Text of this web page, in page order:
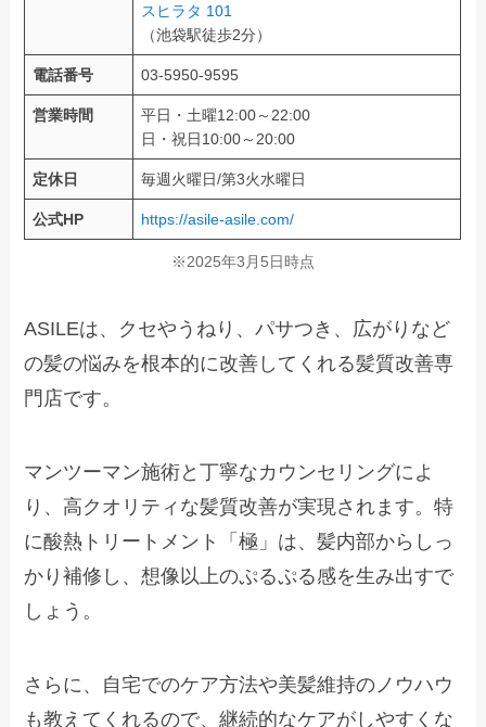
スヒラタ 101
（池袋駅徒歩2分）
電話番号 03-5950-9595
営業時間
平日・土曜12:00～22:00
日・祝日10:00～20:00
定休日 毎週火曜日/第3火水曜日
公式HP https://asile-asile.com/
※2025年3月5日時点
ASILEは、クセやうねり、パサつき、広がりなど
の髪の悩みを根本的に改善してくれる髪質改善専
門店です。
マンツーマン施術と丁寧なカウンセリングによ
り、高クオリティな髪質改善が実現されます。特
に酸熱トリートメント「極」は、髪内部からしっ
かり補修し、想像以上のぷるぷる感を生み出すで
しょう。
さらに、自宅でのケア方法や美髪維持のノウハウ
も教えてくれるので、継続的なケアがしやすくな